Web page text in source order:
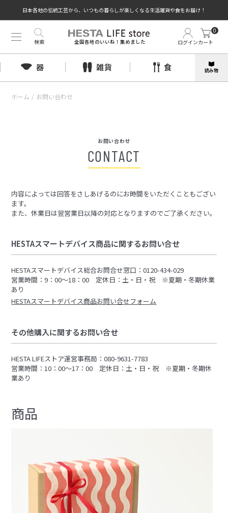
日本各地の伝統工芸から、いつもの暮らしが楽しくなる生活雑貨や食をお届け！
全国各地のいいね！集めました ログインカート
0
検索
器 雑貨 食 読み物
ホーム / お問い合わせ
お問い合わせ
CONTACT
内容によっては回答をさしあげるのにお時間をいただくこともござい
ます。
また、休業日は翌営業日以降の対応となりますのでご了承ください。
HESTAスマートデバイス商品に関するお問い合せ
HESTAスマートデバイス総合お問合せ窓口：0120-434-029
営業時間：9：00～18：00 定休日：土・日・祝 ※夏期・冬期休業
あり
HESTAスマートデバイス商品お問い合せフォーム
その他購入に関するお問い合せ
HESTA LIFEストア運営事務局：080-9631-7783
営業時間：10：00～17：00 定休日：土・日・祝 ※夏期・冬期休
業あり
商品